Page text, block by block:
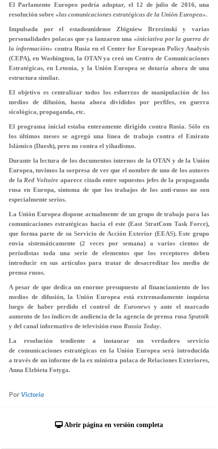
El Parlamento Europeo podría adoptar, el 12 de julio de 2016, una
resolución sobre «las comunicaciones estratégicas de la Unión Europea».
Impulsada por el estadounidense Zbigniew Brzezinski y varias
personalidades polacas que ya lanzaron una «iniciativa por la guerra de
la información» contra Rusia en el Center for European Policy Analysis
(CEPA), en Washington, la OTAN ya creó un Centro de Comunicaciones
Estratégicas, en Letonia, y la Unión Europea se dotaría ahora de una
estructura similar.
El objetivo es centralizar todos los esfuerzos de manipulación de los
medios de difusión, hasta ahora divididos por perfiles, en guerra
sicológica, propaganda, etc.
El programa inicial estaba enteramente dirigido contra Rusia. Sólo en
los últimos meses se agregó una línea de trabajo contra el Emirato
Islámico (Daesh), pero no contra el yihadismo.
Durante la lectura de los documentos internos de la OTAN y de la Unión
Europea, tuvimos la sorpresa de ver que el nombre de uno de los autores
de laRed Voltaire aparece citado entre supuestos jefes de la propaganda
rusa en Europa, síntoma de que los trabajos de los anti-rusos no son
especialmente serios.
La Unión Europea dispone actualmente de un grupo de trabajo para las
comunicaciones estratégicas hacia el este (East StratCom Task Force),
que forma parte de su Servicio de Acción Exterior (EEAS). Este grupo
envía sistemáticamente (2 veces por semana) a varios cientos de
periodistas toda una serie de elementos que los receptores deben
introducir en sus artículos para tratar de desacreditar los medio de
prensa rusos.
A pesar de que dedica un enorme presupuesto al financiamiento de los
medios de difusión, la Unión Europea está extremadamente inquieta
luego de haber perdido el control de Euronewsy ante el marcado
aumento de los índices de audiencia de la agencia de prensa rusa Sputnik
y del canal informativo de televisión ruso Russia Today.
La resolución tendiente a instaurar un verdadero servicio
de comunicaciones estratégicas en la Unión Europea será introducida
a través de un informe de la ex ministra polaca de Relaciones Exteriores,
Anna Elzbieta Fotyga.
Por Victoria
Abrir página en versión completa